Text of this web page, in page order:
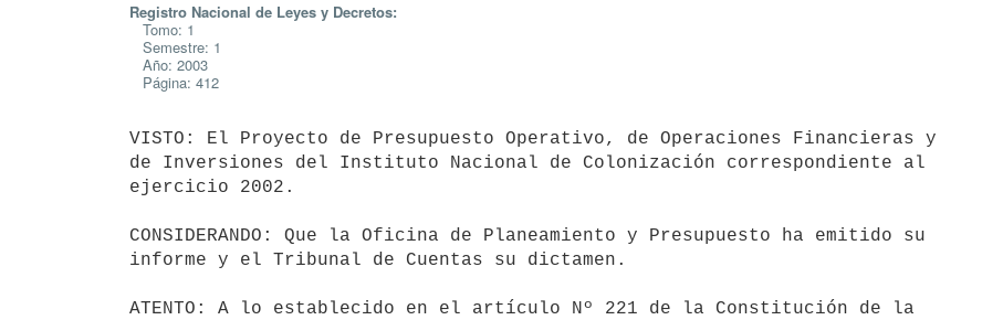
Registro Nacional de Leyes y Decretos:
Tomo: 1
Semestre: 1
Año: 2003
Página: 412
VISTO: El Proyecto de Presupuesto Operativo, de Operaciones Financieras y
de Inversiones del Instituto Nacional de Colonización correspondiente al
ejercicio 2002.
CONSIDERANDO: Que la Oficina de Planeamiento y Presupuesto ha emitido su
informe y el Tribunal de Cuentas su dictamen.
ATENTO: A lo establecido en el artículo Nº 221 de la Constitución de la